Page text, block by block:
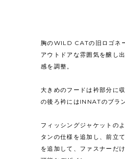
胸のWILD CATの旧ロゴネ
アウトドアな雰囲気を醸し
感を調整。
⼤きめのフードは衿部分に
の後ろ衿にはINNATのブラ
フィッシングジャケットの
タンの仕様を追加し、前⽴
を追加して、ファスナーだ